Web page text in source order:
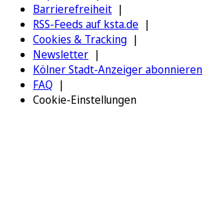
Barrierefreiheit
RSS-Feeds auf ksta.de
Cookies & Tracking
Newsletter
Kölner Stadt-Anzeiger abonnieren
FAQ
Cookie-Einstellungen